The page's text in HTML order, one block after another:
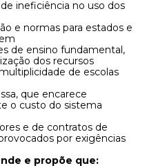
ineficiência no uso dos
e normas para estados e
de ensino fundamental,
dos recursos
de escolas
que encarece
o custo do sistema
e de contratos de
por exigências
e propõe que: